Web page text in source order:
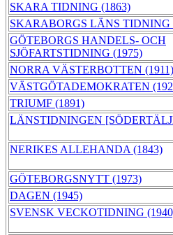
SKARA TIDNING (1863)
SKARABORGS LÄNS TIDNING
GÖTEBORGS HANDELS- OCH
SJÖFARTSTIDNING (1975)
NORRA VÄSTERBOTTEN (1911)
VÄSTGÖTADEMOKRATEN
TRIUMF (1891)
LÄNSTIDNINGEN
NERIKES ALLEHANDA (1843)
GÖTEBORGSNYTT (1973)
DAGEN (1945)
SVENSK VECKOTIDNING